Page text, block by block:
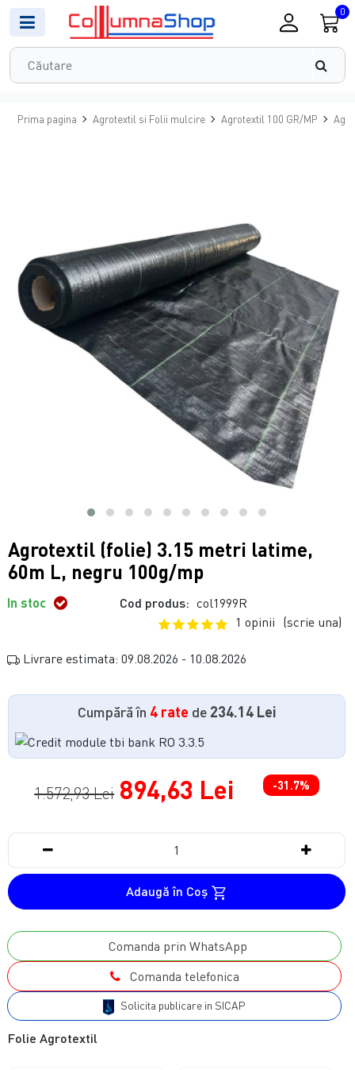
0
Prima pagina Agrotextil si Folii mulcire Agrotextil 100 GR/MP
Agrotextil (folie) 3.15 metri latime,
60m L, negru 100g/mp
In stoc Cod produs: col1999R
1 opinii (scrie una)
Livrare estimata: 09.08.2026 - 10.08.2026
Cumpără în 4 rate de 234.14 Lei
1.572,93 Lei 894,63 Lei -31.7%
Adaugă în Coş
Comanda prin WhatsApp
Comanda telefonica
Solicita publicare in SICAP
Folie Agrotextil